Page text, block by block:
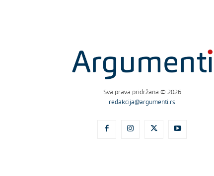
Sva prava pridržana © 2026
redakcija@argumenti.rs